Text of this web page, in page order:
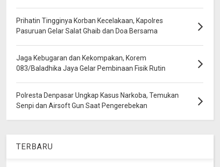
Prihatin Tingginya Korban Kecelakaan, Kapolres
Pasuruan Gelar Salat Ghaib dan Doa Bersama
Jaga Kebugaran dan Kekompakan, Korem
083/Baladhika Jaya Gelar Pembinaan Fisik Rutin
Polresta Denpasar Ungkap Kasus Narkoba, Temukan
Senpi dan Airsoft Gun Saat Pengerebekan
TERBARU